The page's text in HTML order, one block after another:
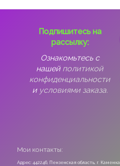
Подпишитесь на
рассылку:
Ознакомьтесь с
нашей политикой
конфиденциальности
и условиями заказа.
Мои контакты:
Адрес: 442246, Пензенская область, г. Каменка